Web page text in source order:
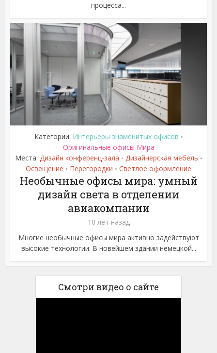
процесса...
Категории: Интерьеры знаменитых офисов •
Оригинальные офисы Мира
Места: Дизайн конференц-зала • Дизайнерская мебель •
Освещение • Перегородки • Светлое оформление
Необычные офисы мира: умный
дизайн света в отделении
авиакомпании
10 лет назад
Многие необычные офисы мира активно задействуют
высокие технологии. В новейшем здании немецкой...
Смотри видео о сайте